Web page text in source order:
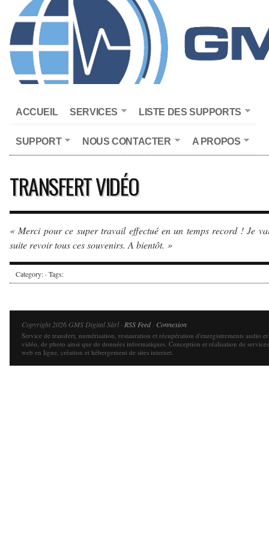
ACCUEIL SERVICES LISTE DES SUPPORTS
SUPPORT NOUS CONTACTER A PROPOS
TRANSFERT VIDÉO
« Merci pour ce super travail effectué en un temps record ! Je
suite revoir tous ces souvenirs. A bientôt. »
Category: · Tags:
Copyright 2026 GMS Digital Sàrl · RSS Feed· Connexion
Service de transfert, numérisation, restauration et récupération d'enregistrements audio et
vidéo, de photo ainsi que de données informatiques. Conception et réalisation de services
web en ligne, création et hébergement de sites internet.